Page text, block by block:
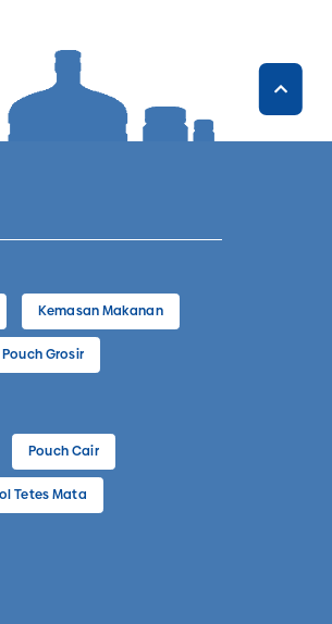
Kemasan Makanan
Grosir
Pouch Cair
Tetes Mata